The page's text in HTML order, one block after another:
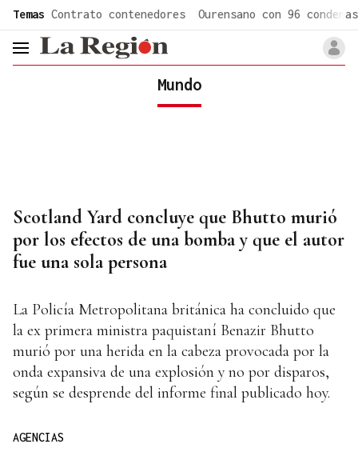
Temas Contrato contenedores Ourensano con 96 condenas
header.menu.open
Mundo
Scotland Yard concluye que Bhutto murió
por los efectos de una bomba y que el autor
fue una sola persona
La Policía Metropolitana británica ha concluido que
la ex primera ministra paquistaní Benazir Bhutto
murió por una herida en la cabeza provocada por la
onda expansiva de una explosión y no por disparos,
según se desprende del informe final publicado hoy.
AGENCIAS